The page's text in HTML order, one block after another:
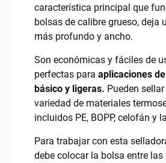
característica principal que
bolsas de calibre grueso, deja
más profundo y ancho.
Son económicas y fáciles de
perfectas para aplicaciones
básico y ligeras. Pueden
variedad de materiales
incluidos PE, BOPP, celofán y
Para trabajar con esta
debe colocar la bolsa entre